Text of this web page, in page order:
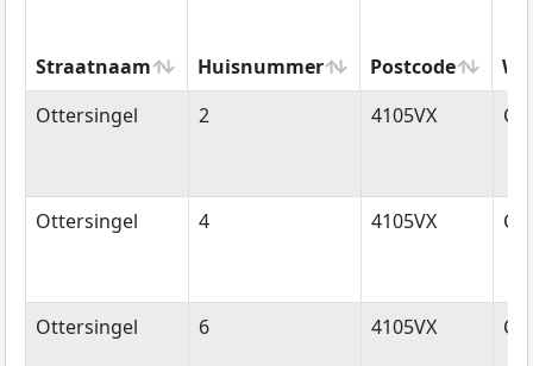
Straatnaam Huisnummer Postcode
Straatnaam
Huisnummer Postcode
Ottersingel 2 4105VX
Ottersingel 4 4105VX
Ottersingel 6 4105VX